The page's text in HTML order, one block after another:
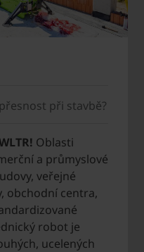
při stavbě?
Oblasti
a průmyslové
veřejné
obchodní centra,
robot je
ucelených